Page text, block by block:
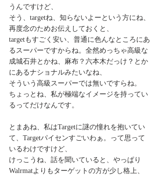
うんですけど、
そう、targetね、知らないよーという方にね、
再度念のためお伝えしておくと、
targetもすごく安い、普通に色んなところにあ
るスーパーですからね。全然めっちゃ高級な
成城石井とかね、麻布？六本木だっけ？とか
にあるナショナルみたいなね、
そういう高級スーパーでは無いですらね。
ちょっとね、私が極端なイメージを持ってい
るってだけなんです。
とまあね、私はTargetに謎の憧れを抱いてい
て、Targetパイセンすごいわぁ。って思って
いるわけですけど、
けっこうね、話を聞いていると、やっぱり
Walrmatよりもターゲットの方が少し格上、